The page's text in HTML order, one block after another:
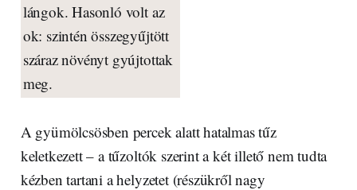
lángok. Hasonló volt az
ok: szintén összegyűjtött
száraz növényt gyújtottak
meg.
A gyümölcsösben percek alatt hatalmas tűz
keletkezett – a tűzoltók szerint a két illető nem tudta
kézben tartani a helyzetet (részükről nagy